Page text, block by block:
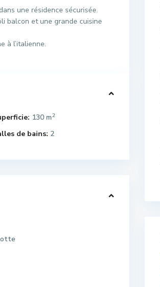
une résidence sécurisée.
balcon et une grande cuisine
à l’italienne.
130 m2
de bains: 2